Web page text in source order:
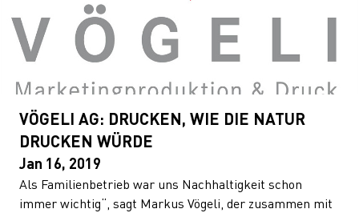
VÖGELI AG: DRUCKEN, WIE DIE NATUR
DRUCKEN WÜRDE
Jan 16, 2019
Als Familienbetrieb war uns Nachhaltigkeit schon
immer wichtig“, sagt Markus Vögeli, der zusammen mit